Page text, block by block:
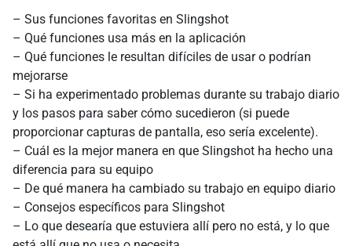
– Sus funciones favoritas en Slingshot
– Qué funciones usa más en la aplicación
– Qué funciones le resultan difíciles de usar o podrían
mejorarse
– Si ha experimentado problemas durante su trabajo diario
y los pasos para saber cómo sucedieron (si puede
proporcionar capturas de pantalla, eso sería excelente).
– Cuál es la mejor manera en que Slingshot ha hecho una
diferencia para su equipo
– De qué manera ha cambiado su trabajo en equipo diario
– Consejos específicos para Slingshot
– Lo que desearía que estuviera allí pero no está, y lo que